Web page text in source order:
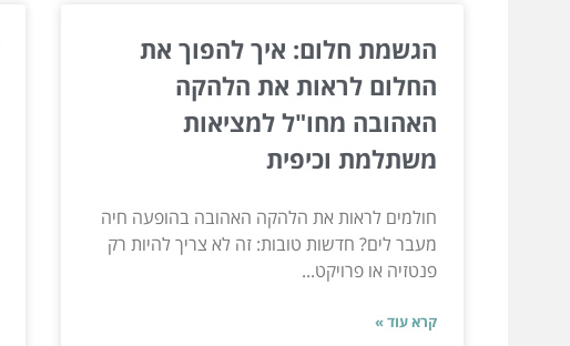
הגשמת חלום: איך להפוך את
החלום לראות את הלהקה
האהובה מחו"ל למציאות
משתלמת וכיפית
חולמים לראות את הלהקה האהובה בהופעה חיה
מעבר לים? חדשות טובות: זה לא צריך להיות רק
פנטזיה או פרויקט...
קרא עוד »